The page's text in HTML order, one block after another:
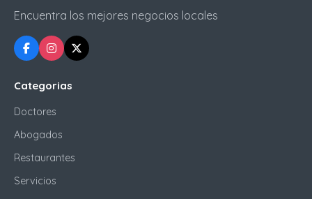
Encuentra los mejores negocios locales
Categorias
Doctores
Abogados
Restaurantes
Servicios